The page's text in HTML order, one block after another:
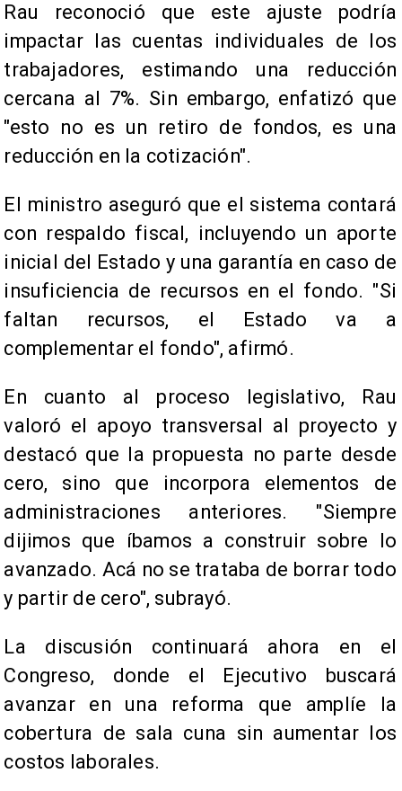
Rau reconoció que este ajuste podría
impactar las cuentas individuales de los
trabajadores, estimando una reducción
cercana al 7%. Sin embargo, enfatizó que
"esto no es un retiro de fondos, es una
reducción en la cotización".
El ministro aseguró que el sistema contará
con respaldo fiscal, incluyendo un aporte
inicial del Estado y una garantía en caso de
insuficiencia de recursos en el fondo. "Si
faltan recursos, el Estado va a
complementar el fondo", afirmó.
En cuanto al proceso legislativo, Rau
valoró el apoyo transversal al proyecto y
destacó que la propuesta no parte desde
cero, sino que incorpora elementos de
administraciones anteriores. "Siempre
dijimos que íbamos a construir sobre lo
avanzado. Acá no se trataba de borrar todo
y partir de cero", subrayó.
La discusión continuará ahora en el
Congreso, donde el Ejecutivo buscará
avanzar en una reforma que amplíe la
cobertura de sala cuna sin aumentar los
costos laborales.